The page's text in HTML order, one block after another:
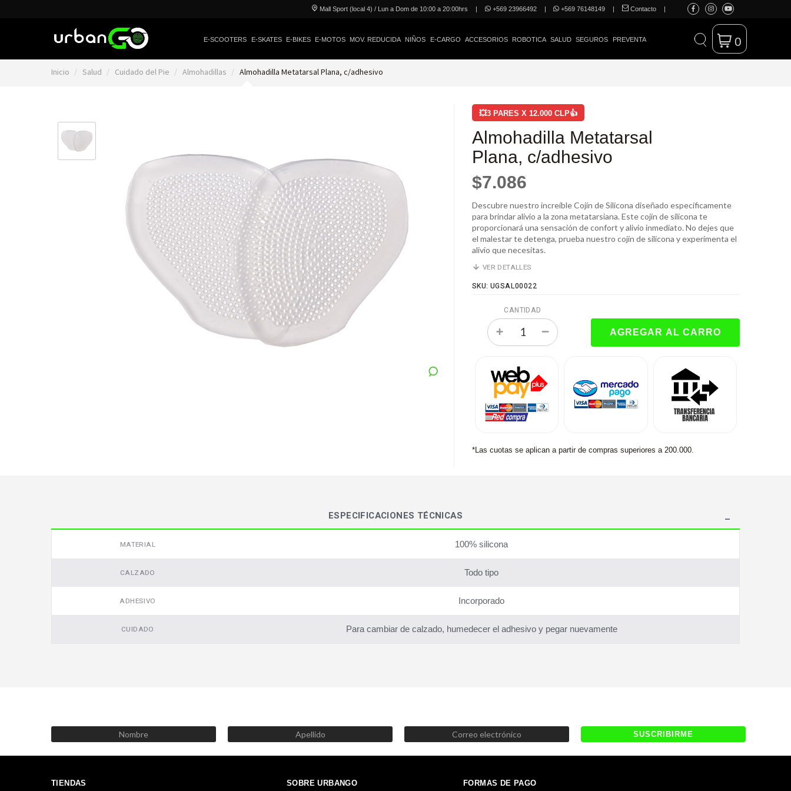
Mall Sport (local 4) / Lun a Dom de 10:00 a 20:00hrs | +569 23966492 | +569 76148149 | Contacto |
E-SCOOTERS E-SKATES E-BIKES E-MOTOS MOV. REDUCIDA NIÑOS E-CARGO ACCESORIOS ROBOTICA SALUD SEGUROS PREVENTA 0
Inicio Salud Cuidado del Pie Almohadillas Almohadilla Metatarsal Plana, c/adhesivo
💥3 PARES X 12.000 CLP👍
Almohadilla Metatarsal
Plana, c/adhesivo
$7.086
Descubre nuestro increíble Cojín de Silicona diseñado específicamente
para brindar alivio a la zona metatarsiana. Este cojín de silicona te
proporcionará una sensación de confort y alivio inmediato. No dejes que
el malestar te detenga, prueba nuestro cojín de silicona y experimenta el
alivio que necesitas.
VER DETALLES
SKU: UGSAL00022
CANTIDAD
*Las cuotas se aplican a partir de compras superiores a 200.000.
ESPECIFICACIONES TÉCNICAS
MATERIAL 100% silicona
CALZADO Todo tipo
ADHESIVO Incorporado
CUIDADO Para cambiar de calzado, humedecer el adhesivo y pegar nuevamente
TIENDAS SOBRE URBANGO FORMAS DE PAGO